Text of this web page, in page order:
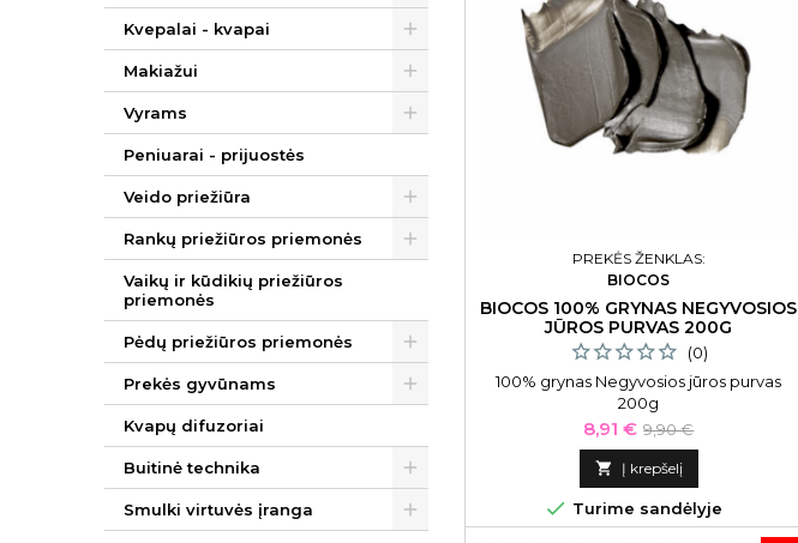
Kvepalai - kvapai
Makiažui
Vyrams
Peniuarai - prijuostės
Veido priežiūra
Rankų priežiūros priemonės
Vaikų ir kūdikių priežiūros
priemonės
Pėdų priežiūros priemonės
Prekės gyvūnams
Kvapų difuzoriai
Buitinė technika
Smulki virtuvės įranga
PREKĖS ŽENKLAS:
BIOCOS
BIOCOS 100% GRYNAS NEGYVOSIOS
JŪROS PURVAS 200G
(0)
100% grynas Negyvosios jūros purvas
200g
Kaina
8,91 € Bazinė
kaina
9,90 €
 Į krepšelį
 Turime sandėlyje